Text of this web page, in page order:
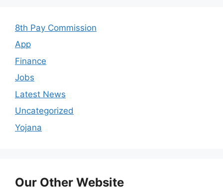
8th Pay Commission
App
Finance
Jobs
Latest News
Uncategorized
Yojana
Our Other Website